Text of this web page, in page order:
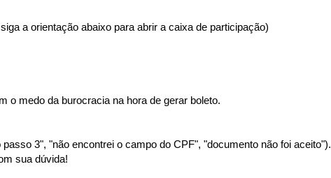
a orientação abaixo para abrir a caixa de participação)
o medo da burocracia na hora de gerar boleto.
3", "não encontrei o campo do CPF", "documento não foi aceito").
sua dúvida!